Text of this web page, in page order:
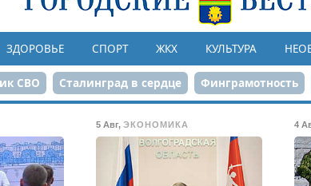
ЗДОРОВЬЕ СПОРТ ЖКХ КУЛЬТУРА
СВО Сталинград в сердце Финграмотность
80-летие Победы Парк
5 Авг,ЭКОНОМИКА 4